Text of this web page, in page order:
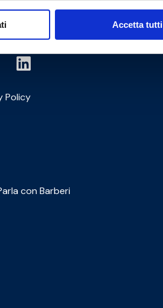
Accetta tutti
Policy
con Barberi